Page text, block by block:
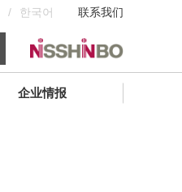
한국어 联系我们
企业情报